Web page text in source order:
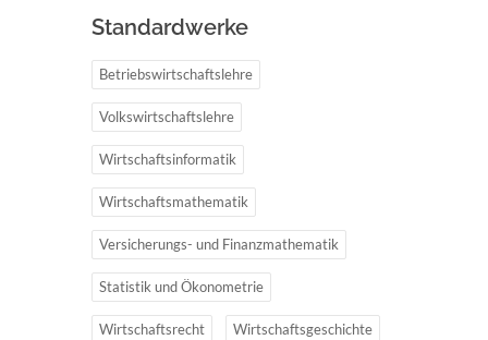
Standardwerke
Betriebswirtschaftslehre
Volkswirtschaftslehre
Wirtschaftsinformatik
Wirtschaftsmathematik
Versicherungs- und Finanzmathematik
Statistik und Ökonometrie
Wirtschaftsrecht Wirtschaftsgeschichte